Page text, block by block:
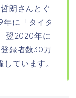
朗さんとぐ
年に「タイタ
翌2020年に
録者数30万
ています。